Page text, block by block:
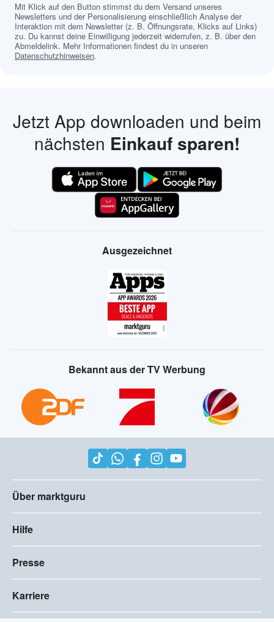
Mit Klick auf den Button stimmst du dem Versand unseres
Newsletters und der Personalisierung einschließlich Analyse der
Interaktion mit dem Newsletter (z. B. Öffnungsrate, Klicks auf Links)
zu. Du kannst deine Einwilligung jederzeit widerrufen, z. B. über den
Abmeldelink. Mehr Informationen findest du in unseren
Datenschutzhinweisen.
Jetzt App downloaden und beim
nächsten Einkauf sparen!
Ausgezeichnet
Bekannt aus der TV Werbung
Über marktguru
Hilfe
Presse
Karriere